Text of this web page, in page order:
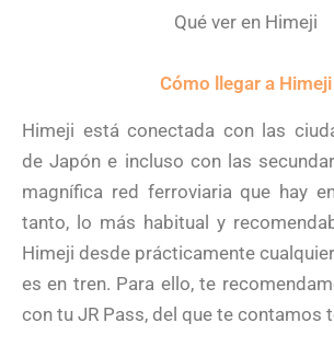
Qué ver en Himeji
Cómo llegar a Himeji
Himeji está conectada con las
de Japón e incluso con las
magnífica red ferroviaria que hay
tanto, lo más habitual y
Himeji desde prácticamente
es en tren. Para ello, te
con tu JR Pass, del que te contamos